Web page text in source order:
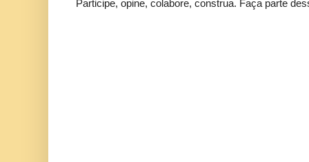
Participe, opine, colabore, construa. Faça parte